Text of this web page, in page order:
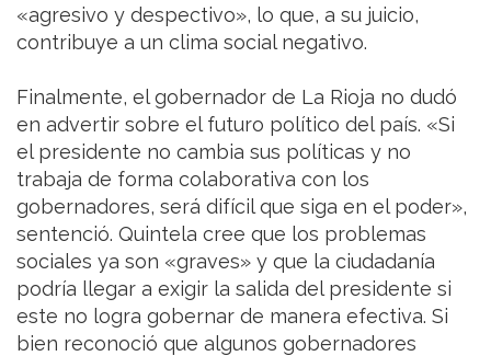
«agresivo y despectivo», lo que, a su juicio,
contribuye a un clima social negativo.
Finalmente, el gobernador de La Rioja no dudó
en advertir sobre el futuro político del país. «Si
el presidente no cambia sus políticas y no
trabaja de forma colaborativa con los
gobernadores, será difícil que siga en el poder»,
sentenció. Quintela cree que los problemas
sociales ya son «graves» y que la ciudadanía
podría llegar a exigir la salida del presidente si
este no logra gobernar de manera efectiva. Si
bien reconoció que algunos gobernadores